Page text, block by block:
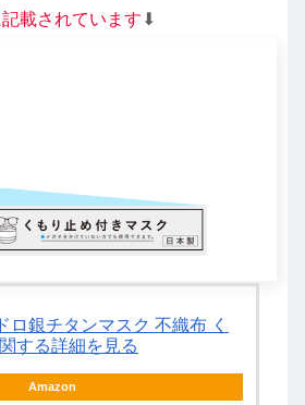
載されています ⬇︎
ロ銀チタンマスク 不織布 く
する詳細を見る
Amazon